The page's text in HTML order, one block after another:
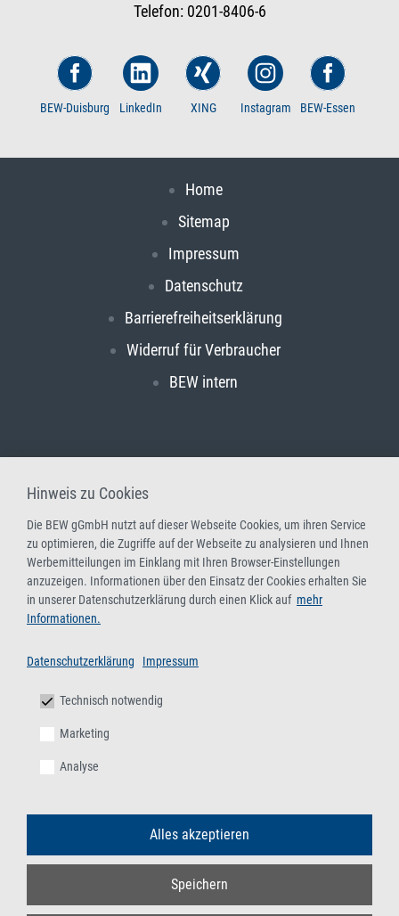
Telefon: 0201-8406-6
BEW-Duisburg LinkedIn XING Instagram BEW-Essen
Home
Sitemap
Impressum
Datenschutz
Barrierefreiheitserklärung
Widerruf für Verbraucher
BEW intern
Hinweis zu Cookies
Die BEW gGmbH nutzt auf dieser Webseite Cookies, um ihren Service
zu optimieren, die Zugriffe auf der Webseite zu analysieren und Ihnen
Werbemitteilungen im Einklang mit Ihren Browser-Einstellungen
anzuzeigen. Informationen über den Einsatz der Cookies erhalten Sie
in unserer Datenschutzerklärung durch einen Klick auf mehr
Informationen.
Datenschutzerklärung Impressum
Technisch notwendig
Marketing
Analyse
Alles akzeptieren
Speichern